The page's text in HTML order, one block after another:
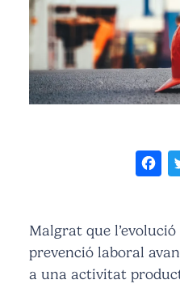
Malgrat que
prevenció laboral
a una activitat